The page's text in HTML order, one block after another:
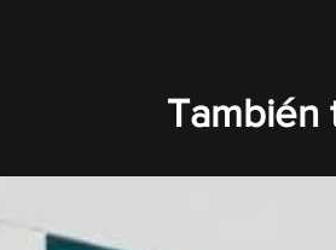
También